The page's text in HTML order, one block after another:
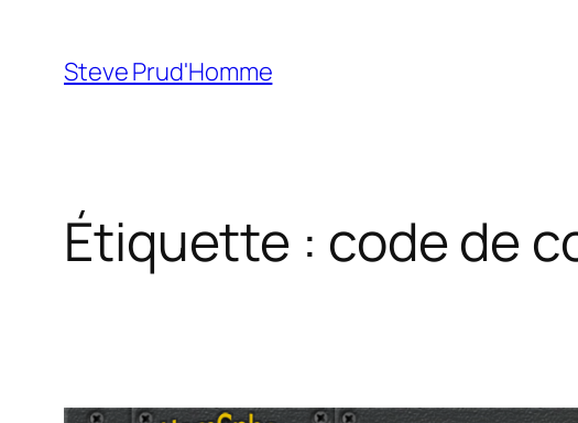
contenu
Steve Prud'Homme
Étiquette : code de